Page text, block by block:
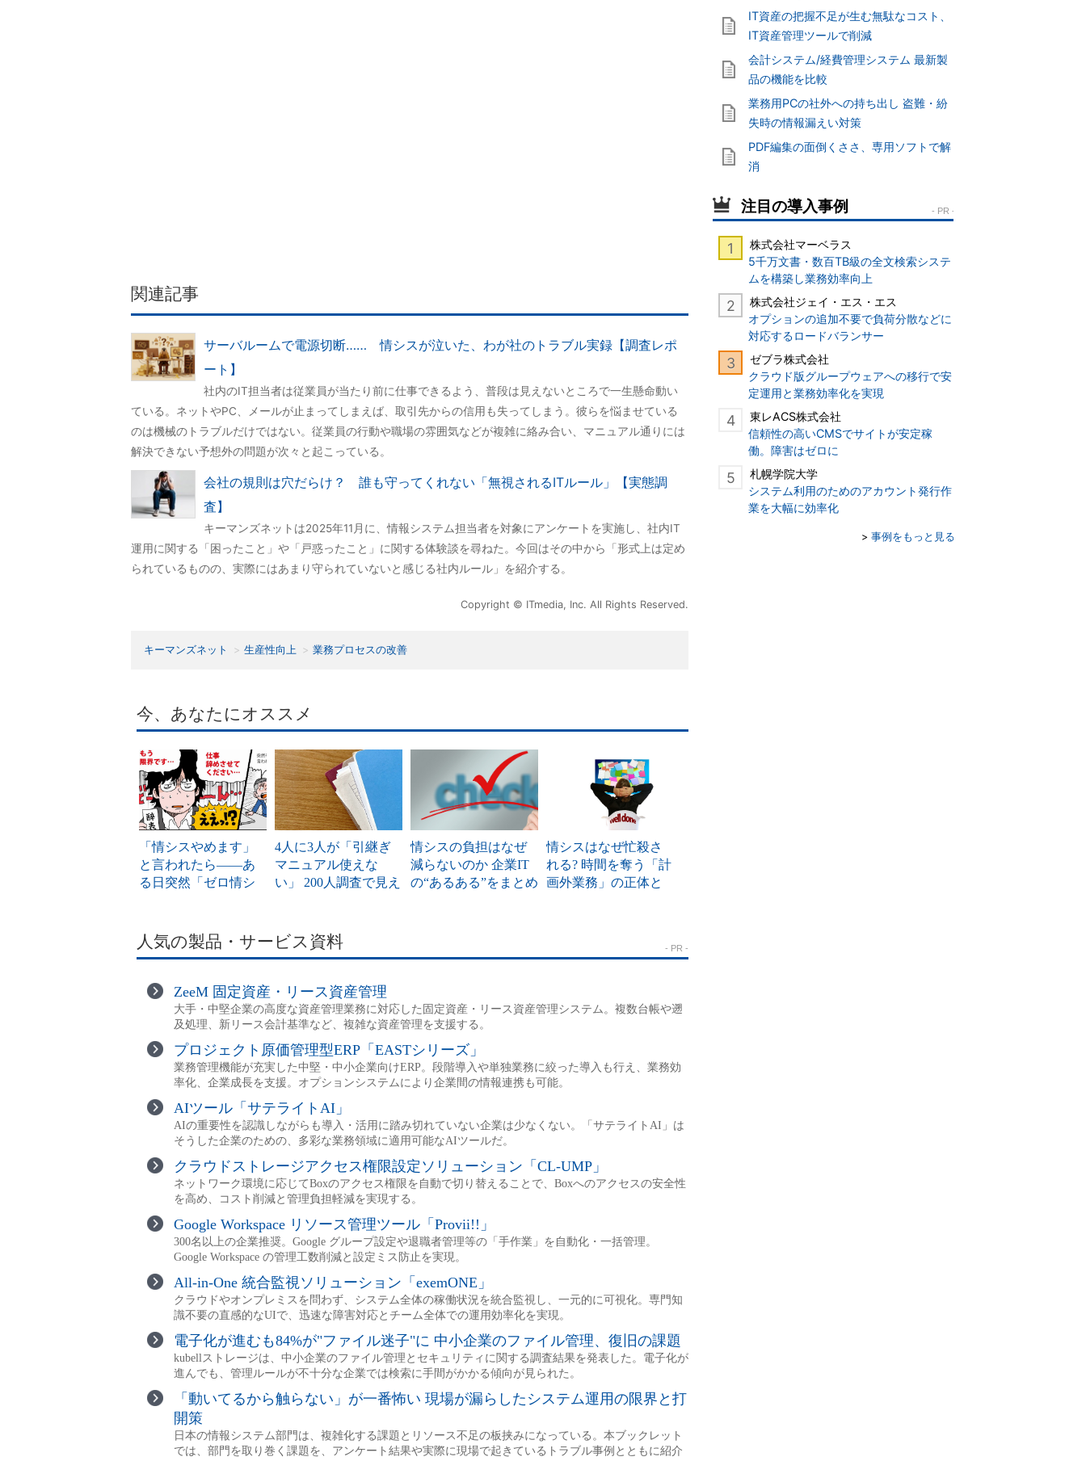
関連記事
サーバルームで電源切断…… 情シスが泣いた、わが社のトラブル実録【調査レポ
ート】
社内のIT担当者は従業員が当たり前に仕事できるよう、普段は見えないところで一生懸命動い
ている。ネットやPC、メールが止まってしまえば、取引先からの信用も失ってしまう。彼らを悩ませている
のは機械のトラブルだけではない。従業員の行動や職場の雰囲気などが複雑に絡み合い、マニュアル通りには
解決できない予想外の問題が次々と起こっている。
会社の規則は穴だらけ？ 誰も守ってくれない「無視されるITルール」【実態調
査】
キーマンズネットは2025年11月に、情報システム担当者を対象にアンケートを実施し、社内IT
運用に関する「困ったこと」や「戸惑ったこと」に関する体験談を尋ねた。今回はその中から「形式上は定め
られているものの、実際にはあまり守られていないと感じる社内ルール」を紹介する。
Copyright © ITmedia, Inc. All Rights Reserved.
キーマンズネット 生産性向上 業務プロセスの改善
IT資産の把握不足が生む無駄なコスト、
IT資産管理ツールで削減
会計システム/経費管理システム 最新製
品の機能を比較
業務用PCの社外への持ち出し 盗難・紛
失時の情報漏えい対策
PDF編集の面倒くささ、専用ソフトで解
消